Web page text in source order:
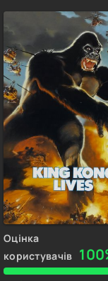
Оцінка
користувачів